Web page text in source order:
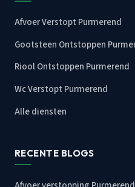
Afvoer Verstopt Purmerend
Gootsteen Ontstoppen
Riool Ontstoppen Purmerend
Wc Verstopt Purmerend
Alle diensten
RECENTE BLOGS